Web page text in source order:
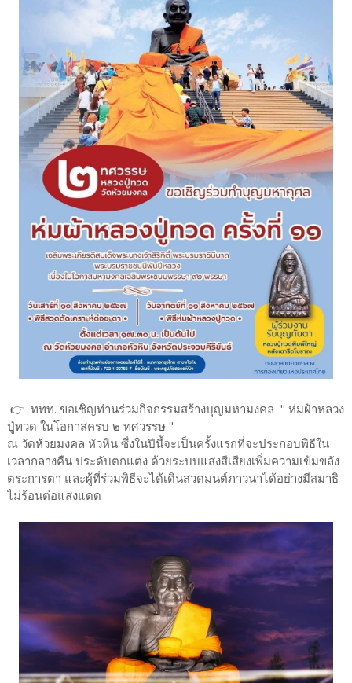
👉 ททท. ขอเชิญท่านร่วมกิจกรรมสร้างบุญมหามงคล " ห่มผ้าหลวง
ปู่ทวด ในโอกาสครบ ๒ ทศวรรษ "
ณ วัดห้วยมงคล หัวหิน ซึ่งในปีนี้จะเป็นครั้งแรกที่จะประกอบพิธีใน
เวลากลางคืน ประดับตกแต่ง ด้วยระบบแสงสีเสียงเพิ่มความเข้มขลัง
ตระการตา และผู้ที่ร่วมพิธีจะได้เดินสวดมนต์ภาวนาได้อย่างมีสมาธิ
ไม่ร้อนต่อแสงแดด